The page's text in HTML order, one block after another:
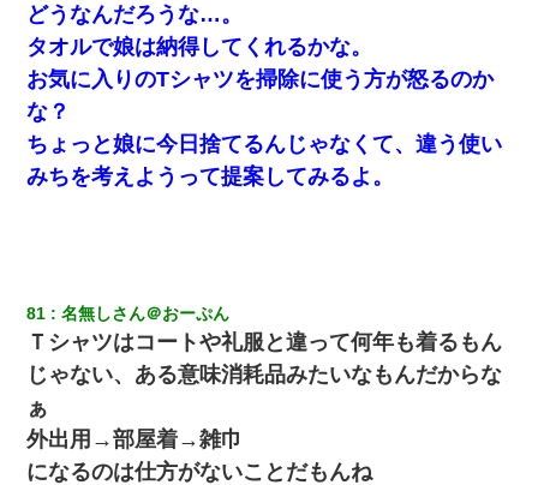
どうなんだろうな…。
タオルで娘は納得してくれるかな。
お気に入りのTシャツを掃除に使う方が怒るのか
な？
ちょっと娘に今日捨てるんじゃなくて、違う使い
みちを考えようって提案してみるよ。
81 名無しさん＠おーぷん
Ｔシャツはコートや礼服と違って何年も着るもん
じゃない、ある意味消耗品みたいなもんだからな
ぁ
外出用→部屋着→雑巾
になるのは仕方がないことだもんね